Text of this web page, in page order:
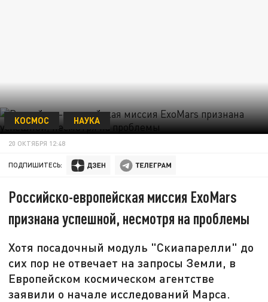
КОСМОС НАУКА
20 ОКТЯБРЯ 12:48
ПОДПИШИТЕСЬ:
Российско-европейская миссия ExoMars
признана успешной, несмотря на проблемы
Хотя посадочный модуль "Скиапарелли" до
сих пор не отвечает на запросы Земли, в
Европейском космическом агентстве
заявили о начале исследований Марса.